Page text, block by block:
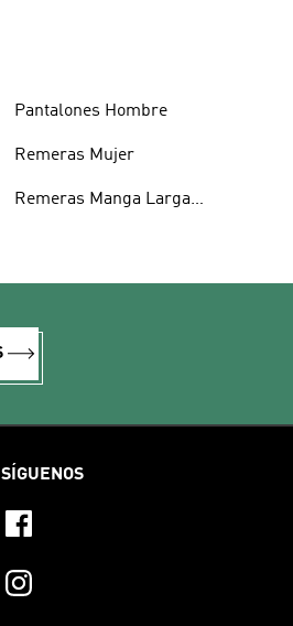
Pantalones Hombre
Remeras Mujer
Remeras Manga Larga
SÍGUENOS